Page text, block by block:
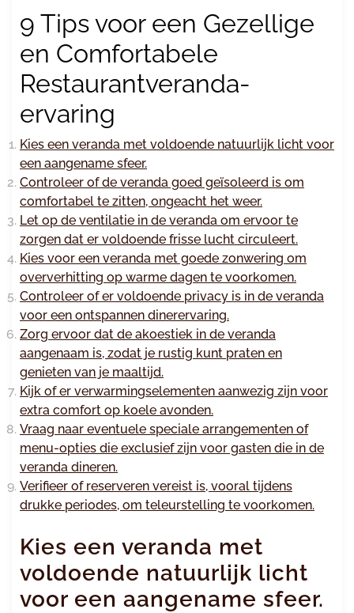
9 Tips voor een Gezellige
en Comfortabele
Restaurantveranda-
ervaring
Kies een veranda met voldoende natuurlijk licht voor
een aangename sfeer.
Controleer of de veranda goed geïsoleerd is om
comfortabel te zitten, ongeacht het weer.
Let op de ventilatie in de veranda om ervoor te
zorgen dat er voldoende frisse lucht circuleert.
Kies voor een veranda met goede zonwering om
oververhitting op warme dagen te voorkomen.
Controleer of er voldoende privacy is in de veranda
voor een ontspannen dinerervaring.
Zorg ervoor dat de akoestiek in de veranda
aangenaam is, zodat je rustig kunt praten en
genieten van je maaltijd.
Kijk of er verwarmingselementen aanwezig zijn voor
extra comfort op koele avonden.
Vraag naar eventuele speciale arrangementen of
menu-opties die exclusief zijn voor gasten die in de
veranda dineren.
Verifieer of reserveren vereist is, vooral tijdens
drukke periodes, om teleurstelling te voorkomen.
Kies een veranda met
voldoende natuurlijk licht
voor een aangename sfeer.